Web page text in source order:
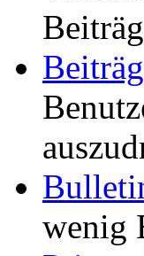
wenig